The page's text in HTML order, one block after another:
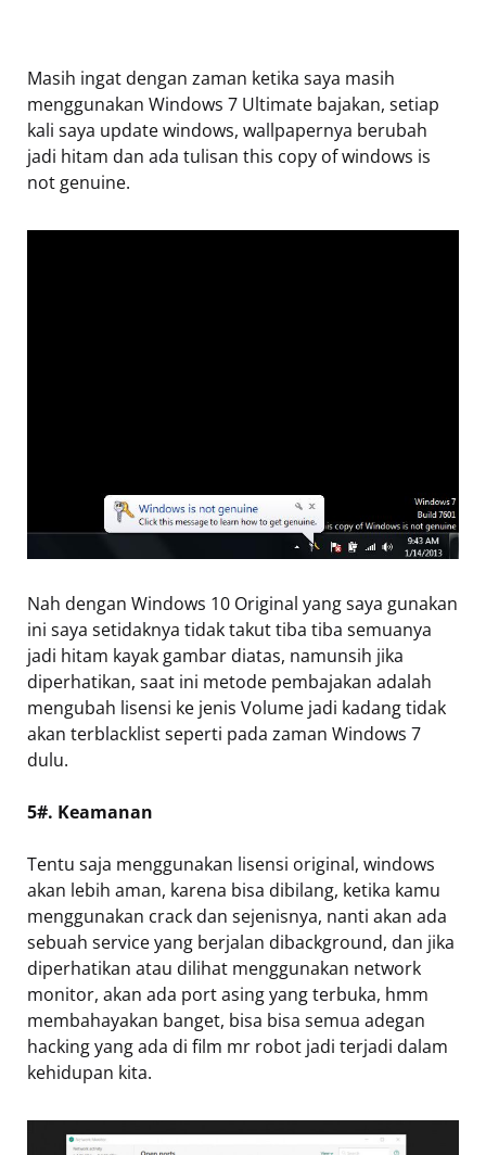
Masih ingat dengan zaman ketika saya masih
menggunakan Windows 7 Ultimate bajakan, setiap
kali saya update windows, wallpapernya berubah
jadi hitam dan ada tulisan this copy of windows is
not genuine.
Nah dengan Windows 10 Original yang saya gunakan
ini saya setidaknya tidak takut tiba tiba semuanya
jadi hitam kayak gambar diatas, namunsih jika
diperhatikan, saat ini metode pembajakan adalah
mengubah lisensi ke jenis Volume jadi kadang tidak
akan terblacklist seperti pada zaman Windows 7
dulu.
5#. Keamanan
Tentu saja menggunakan lisensi original, windows
akan lebih aman, karena bisa dibilang, ketika kamu
menggunakan crack dan sejenisnya, nanti akan ada
sebuah service yang berjalan dibackground, dan jika
diperhatikan atau dilihat menggunakan network
monitor, akan ada port asing yang terbuka, hmm
membahayakan banget, bisa bisa semua adegan
hacking yang ada di film mr robot jadi terjadi dalam
kehidupan kita.